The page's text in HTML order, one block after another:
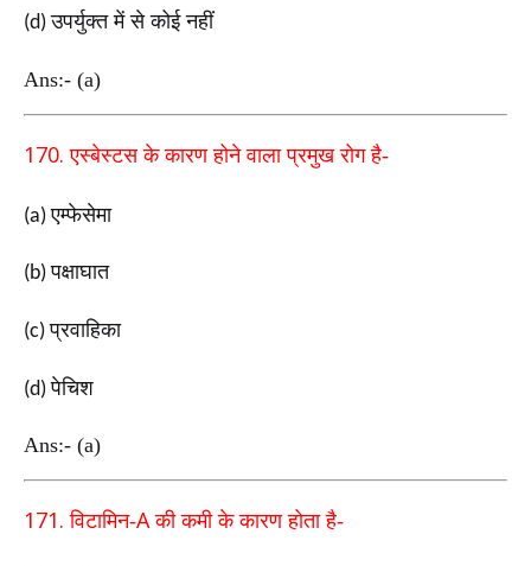
(d)उपर्युक्त में से कोई नहीं
Ans:- (a)
170.एस्बेस्टस के कारण होने वाला प्रमुख रोग है-
(a)एम्फेसेमा
(b)पक्षाघात
(c)प्रवाहिका
(d)पेचिश
Ans:- (a)
171.विटामिन-Aकी कमी के कारण होता है-